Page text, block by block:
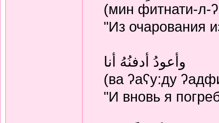
(мин фитнати-л-
"Из очарования
وأعودُ أدفنُهُ أنا
(ва ʔаʕу:ду
"И вновь я